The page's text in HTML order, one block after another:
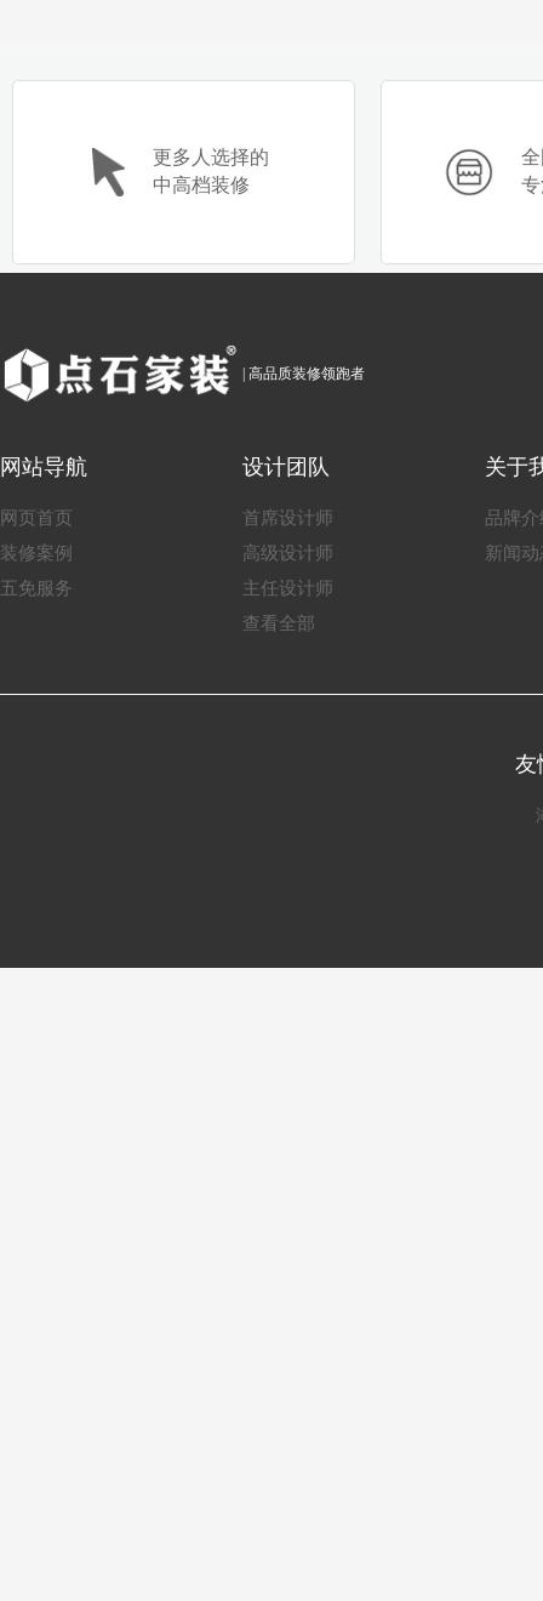
更多人选择的
中高档装修
| 高品质装修领跑者
网站导航
网页首页
装修案例
五免服务
设计团队
首席设计师
高级设计师
主任设计师
查看全部
关于
品牌介
新闻动
友